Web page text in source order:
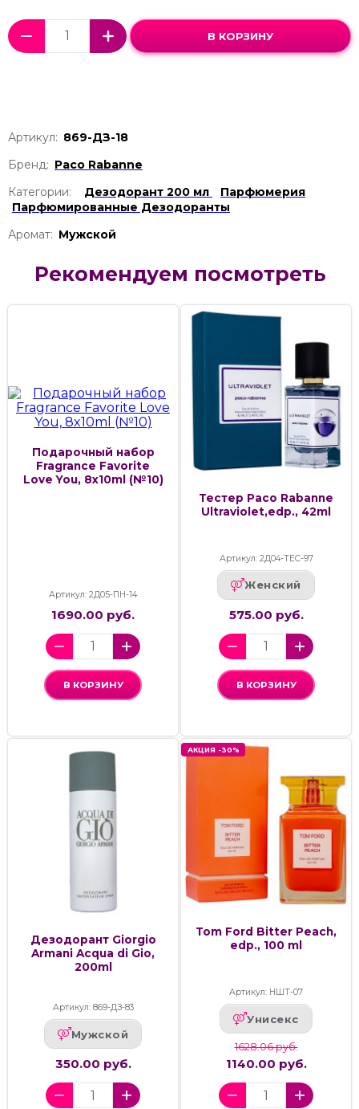
В КОРЗИНУ
Артикул: 869-ДЗ-18
Бренд: Paco Rabanne
Категории:
Дезодорант 200 мл
Парфюмерия
Парфюмированные Дезодоранты
Аромат: Мужской
Рекомендуем посмотреть
Подарочный набор
Fragrance Favorite
Love You, 8x10ml (№10)
Артикул: 2Д05-ПН-14
1690.00 руб.
В КОРЗИНУ
Тестер Paco Rabanne
Ultraviolet,edp., 42ml
Артикул: 2Д04-ТЕС-97
Женский
575.00 руб.
В КОРЗИНУ
Дезодорант Giorgio
Armani Acqua di Gio,
200ml
Артикул: 869-ДЗ-83
Мужской
350.00 руб.
АКЦИЯ -30%
Tom Ford Bitter Peach,
edp., 100 ml
Артикул: НШТ-07
Унисекс
1628.06 руб.
1140.00 руб.